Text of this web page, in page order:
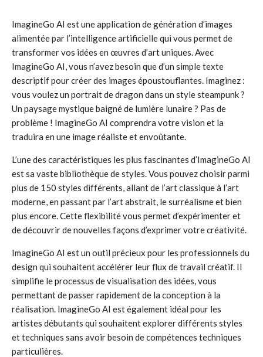
ImagineGo AI est une application de génération d’images
alimentée par l’intelligence artificielle qui vous permet de
transformer vos idées en œuvres d’art uniques. Avec
ImagineGo AI, vous n’avez besoin que d’un simple texte
descriptif pour créer des images époustouflantes. Imaginez :
vous voulez un portrait de dragon dans un style steampunk ?
Un paysage mystique baigné de lumière lunaire ? Pas de
problème ! ImagineGo AI comprendra votre vision et la
traduira en une image réaliste et envoûtante.
L’une des caractéristiques les plus fascinantes d’ImagineGo AI
est sa vaste bibliothèque de styles. Vous pouvez choisir parmi
plus de 150 styles différents, allant de l’art classique à l’art
moderne, en passant par l’art abstrait, le surréalisme et bien
plus encore. Cette flexibilité vous permet d’expérimenter et
de découvrir de nouvelles façons d’exprimer votre créativité.
ImagineGo AI est un outil précieux pour les professionnels du
design qui souhaitent accélérer leur flux de travail créatif. Il
simplifie le processus de visualisation des idées, vous
permettant de passer rapidement de la conception à la
réalisation. ImagineGo AI est également idéal pour les
artistes débutants qui souhaitent explorer différents styles
et techniques sans avoir besoin de compétences techniques
particulières.